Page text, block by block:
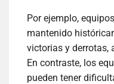
Por ejemplo,
mantenido
victorias y derrotas,
En contraste, los
pueden tener